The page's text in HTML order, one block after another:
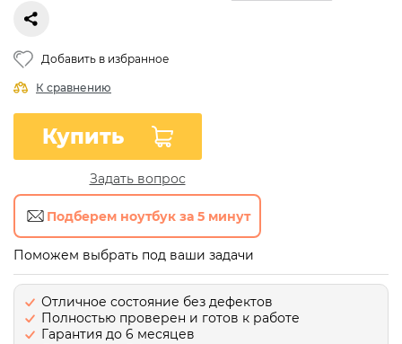
Добавить в избранное
К сравнению
Купить
Задать вопрос
Подберем ноутбук за 5 минут
Поможем выбрать под ваши задачи
Отличное состояние без дефектов
Полностью проверен и готов к работе
Гарантия до 6 месяцев